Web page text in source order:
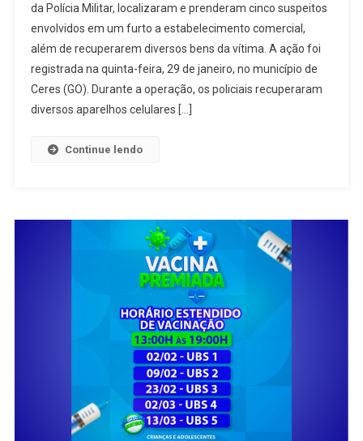
São
Presas
Suspeitas
De
Furtar
Comércio
da Polícia Militar, localizaram e prenderam cinco suspeitos
envolvidos em um furto a estabelecimento comercial,
além de recuperarem diversos bens da vítima. A ação foi
registrada na quinta-feira, 29 de janeiro, no município de
Ceres (GO). Durante a operação, os policiais recuperaram
diversos aparelhos celulares […]
Continue lendo